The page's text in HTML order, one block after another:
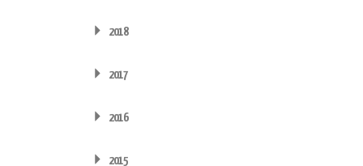
2018
2017
2016
2015